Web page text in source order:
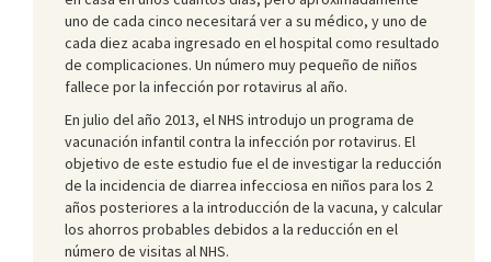
uno de cada cinco necesitará ver a su médico, y uno de
cada diez acaba ingresado en el hospital como resultado
de complicaciones. Un número muy pequeño de niños
fallece por la infección por rotavirus al año.
En julio del año 2013, el NHS introdujo un programa de
vacunación infantil contra la infección por rotavirus. El
objetivo de este estudio fue el de investigar la reducción
de la incidencia de diarrea infecciosa en niños para los 2
años posteriores a la introducción de la vacuna, y calcular
los ahorros probables debidos a la reducción en el
número de visitas al NHS.